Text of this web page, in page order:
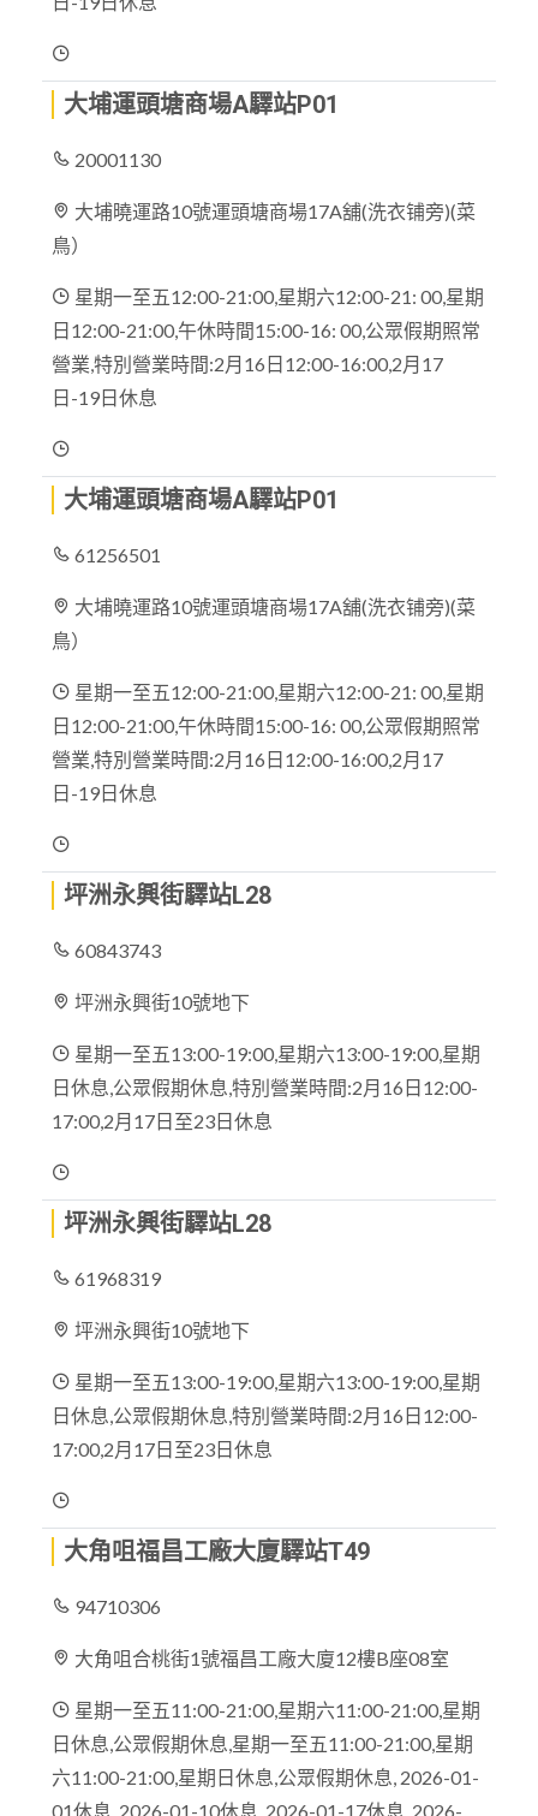
大埔運頭塘商場A驛站P01
20001130
大埔曉運路10號運頭塘商場17A舖(洗衣铺旁)(菜
鳥）
星期一至五12:00-21:00,星期六12:00-21: 00,星期
日12:00-21:00,午休時間15:00-16: 00,公眾假期照常
營業,特別營業時間:2月16日12:00-16:00,2月17
日-19日休息
大埔運頭塘商場A驛站P01
61256501
大埔曉運路10號運頭塘商場17A舖(洗衣铺旁)(菜
鳥）
星期一至五12:00-21:00,星期六12:00-21: 00,星期
日12:00-21:00,午休時間15:00-16: 00,公眾假期照常
營業,特別營業時間:2月16日12:00-16:00,2月17
日-19日休息
坪洲永興街驛站L28
60843743
坪洲永興街10號地下
星期一至五13:00-19:00,星期六13:00-19:00,星期
日休息,公眾假期休息,特別營業時間:2月16日12:00-
17:00,2月17日至23日休息
坪洲永興街驛站L28
61968319
坪洲永興街10號地下
星期一至五13:00-19:00,星期六13:00-19:00,星期
日休息,公眾假期休息,特別營業時間:2月16日12:00-
17:00,2月17日至23日休息
大角咀福昌工廠大廈驛站T49
94710306
大角咀合桃街1號福昌工廠大廈12樓B座08室
星期一至五11:00-21:00,星期六11:00-21:00,星期
日休息,公眾假期休息,星期一至五11:00-21:00,星期
六11:00-21:00,星期日休息,公眾假期休息, 2026-01-
01休息, 2026-01-10休息, 2026-01-17休息, 2026-